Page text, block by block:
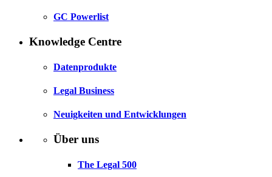
GC Powerlist
Knowledge Centre
Datenprodukte
Legal Business
Neuigkeiten und Entwicklungen
Über uns
The Legal 500